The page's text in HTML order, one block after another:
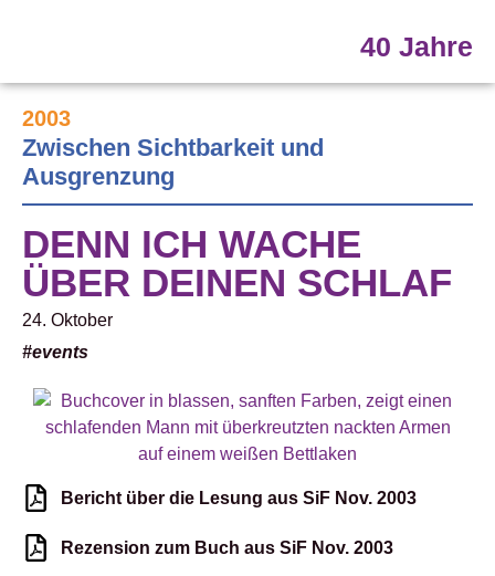
40 Jahre
2003
Zwischen Sichtbarkeit und
Ausgrenzung
DENN ICH WACHE
ÜBER DEINEN SCHLAF
24. Oktober
#events
Bericht über die Lesung aus SiF Nov. 2003
Rezension zum Buch aus SiF Nov. 2003